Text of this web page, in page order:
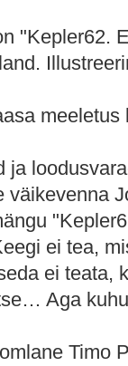
"Kepler62.
ja
väikevenna
ei tea,
ei teata,
Aga
Timo